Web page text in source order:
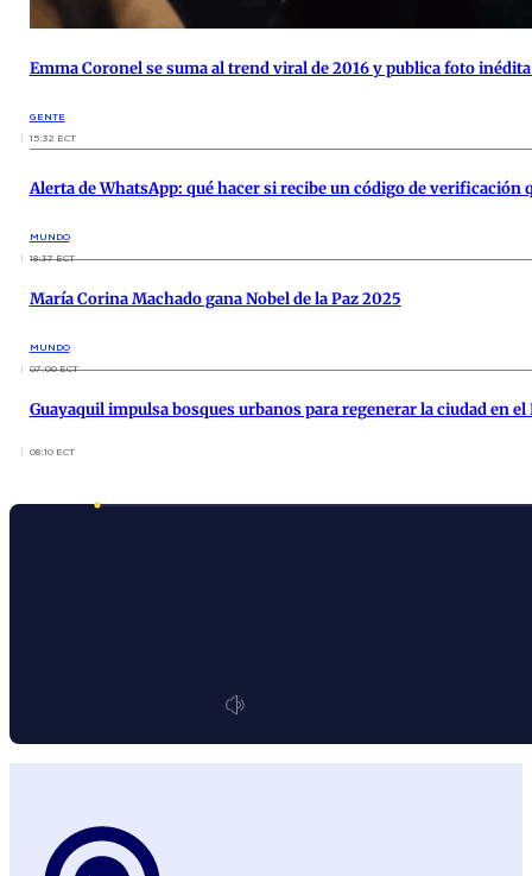
Emma Coronel se suma al trend viral de 2016 y publica foto
GENTE
15:32 ECT
Alerta de WhatsApp: qué hacer si recibe un código de verificación
MUNDO
18:37 ECT
María Corina Machado gana Nobel de la Paz 2025
MUNDO
07:00 ECT
Guayaquil impulsa bosques urbanos para regenerar la ciudad en
08:10 ECT